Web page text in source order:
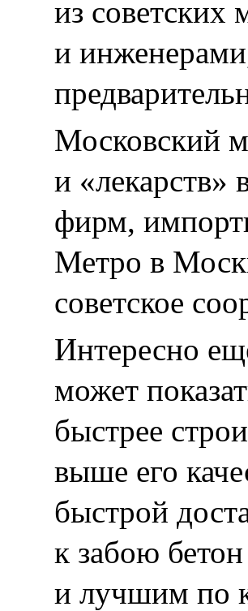
из советских
и
Московский
и «лекарств»
фирм,
Метро в
советское
Интересно
может
быстрее
выше его
быстрой
к забою
и лучшим по